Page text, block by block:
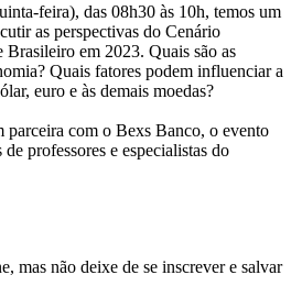
feira), das 08h30 às 10h, temos um
as perspectivas do Cenário
em 2023. Quais são as
Quais fatores podem influenciar a
euro e às demais moedas?
parceira com o Bexs Banco, o evento
professores e especialistas do
mas não deixe de se inscrever e salvar